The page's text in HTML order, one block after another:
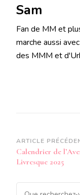
Sam
Fan de MM et
marche aussi
des MMM et
d’article
ARTICLE
Calendrier de
Livresque 2025
Vous